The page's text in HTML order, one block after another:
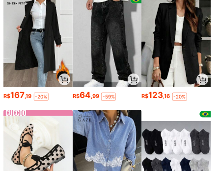
R$167,19 -20% R$64,99 -59% R$123,16 -20%